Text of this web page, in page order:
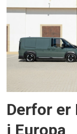
Derfor er
i Europa